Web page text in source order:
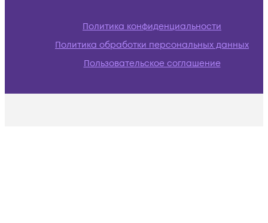
Политика конфиденциальности
Политика обработки персональных данных
Пользовательское соглашение